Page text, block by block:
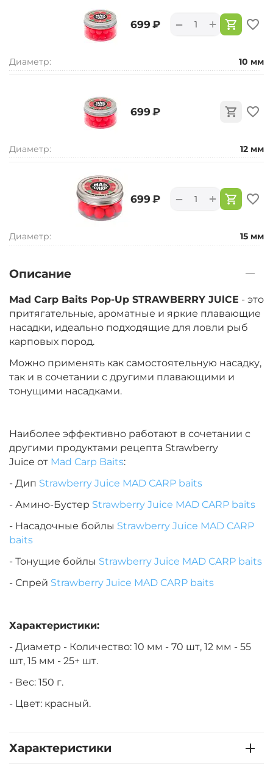
‍699‍ ₽ +
−
Диаметр: 10 мм
‍699‍ ₽
Диаметр: 12 мм
‍699‍ ₽ +
−
Диаметр: 15 мм
Описание
Mad Carp Baits Pop-Up STRAWBERRY JUlCE - это
притягательные, ароматные и яркие плавающие
насадки, идеально подходящие для ловли рыб
карповых пород.
Можно применять как самостоятельную насадку,
так и в сочетании с другими плавающими и
тонущими насадками.
Наиболее эффективно работают в сочетании с
другими продуктами рецепта Strawberry
Juice от Mad Carp Baits:
- Дип Strawberry Juice MAD CARP baits
- Амино-Бустер Strawberry Juice MAD CARP baits
- Насадочные бойлы Strawberry Juice MAD CARP
baits
- Тонущие бойлы Strawberry Juice MAD CARP baits
- Спрей Strawberry Juice MAD CARP baits
Характеристики:
- Диаметр - Количество: 10 мм - 70 шт, 12 мм - 55
шт, 15 мм - 25+ шт.
- Вес: 150 г.
- Цвет: красный.
Характеристики